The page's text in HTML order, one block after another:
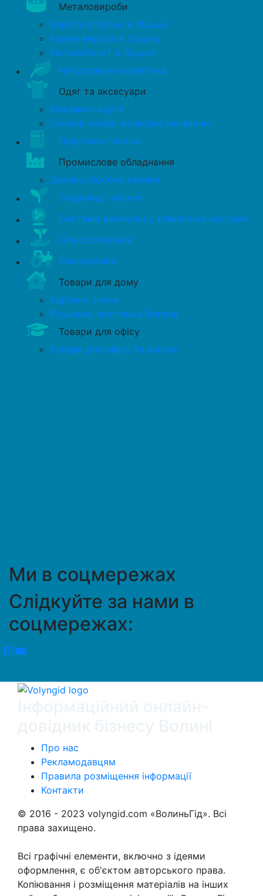
Металовироби
Ворота огорожі в Луцьку
Ковані вироби в Луцьку
Металобрухт в Луцьку
Натуральна косметика
Одяг та аксесуари
Магазини одягу
Секонд-хенди, комісійні магазини
Побутова техніка
Промислове обладнання
Деревообробна техніка
Саджанці, насіння
Системи вентиляції, кліматичні системи
Сільгосптехніка
Спецтехніка
Товари для дому
Картини, ікони
Рушники, постільна білизна
Товари для офісу
Товари для офісу та школи
Ми в соцмережах
Слідкуйте за нами в
соцмережах:
Про нас
Рекламодавцям
Правила розміщення інформації
Контакти
© 2016 - 2023 volyngid.com «ВолиньГід». Всі
права захищено.
Всі графічні елементи, включно з ідеями
оформлення, є об'єктом авторського права.
Копіювання і розміщення матеріалів на інших